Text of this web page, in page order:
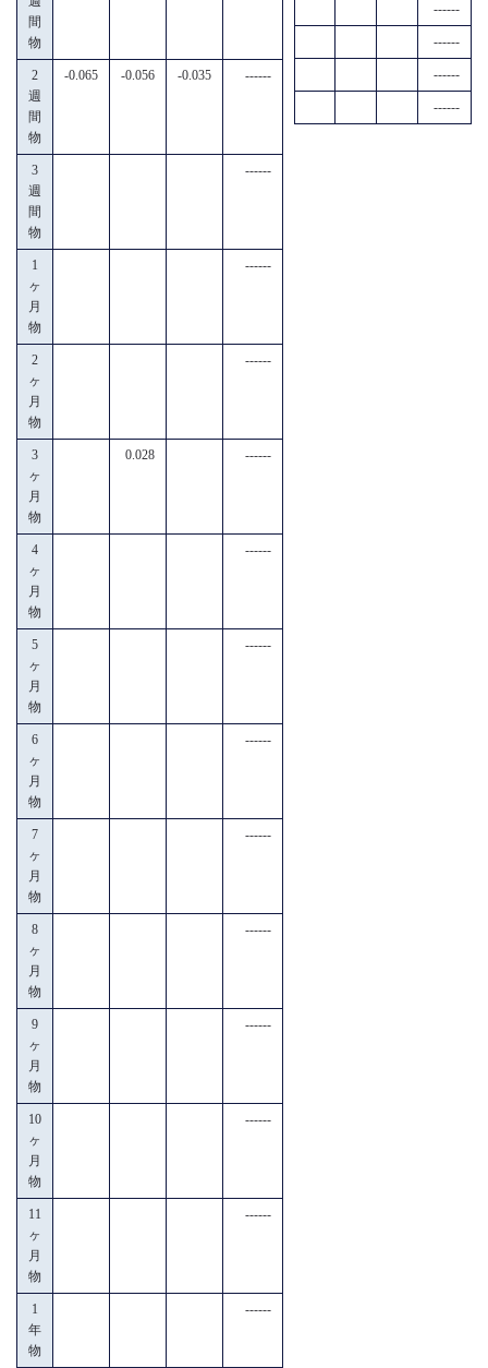
間
物
2
週
間
物
-0.065 -0.056 -0.035 ------
3
週
間
物
------
1
ヶ
月
物
------
2
ヶ
月
物
------
3
ヶ
月
物
0.028 ------
4
ヶ
月
物
------
5
ヶ
月
物
------
6
ヶ
月
物
------
7
ヶ
月
物
------
8
ヶ
月
物
------
9
ヶ
月
物
------
10
ヶ
月
物
------
11
ヶ
月
物
------
1
年
物
------
------
------
------
------